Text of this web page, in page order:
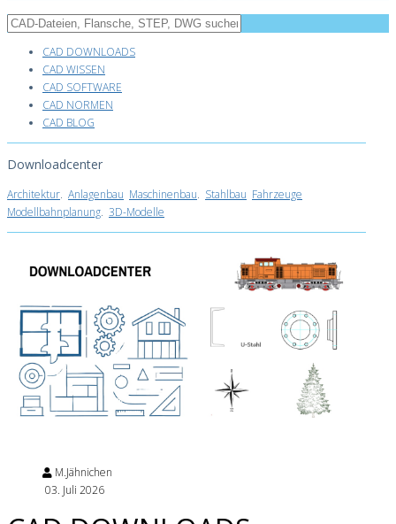
CAD DOWNLOADS
CAD WISSEN
CAD SOFTWARE
CAD NORMEN
CAD BLOG
Downloadcenter
Architektur. Anlagenbau Maschinenbau. Stahlbau Fahrzeuge
Modellbahnplanung. 3D-Modelle
M.Jähnichen
03. Juli 2026